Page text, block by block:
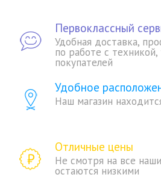
Первоклассный
Удобная доставка,
по работе с
покупателей
Удобное
Наш магазин
Отличные цены
Не смотря на все
остаются низкими